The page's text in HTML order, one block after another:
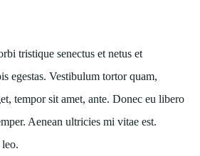
tristique senectus et netus et
egestas. Vestibulum tortor quam,
tempor sit amet, ante. Donec eu libero
Aenean ultricies mi vitae est.